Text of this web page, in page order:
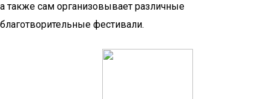
а также сам организовывает различные
благотворительные фестивали.